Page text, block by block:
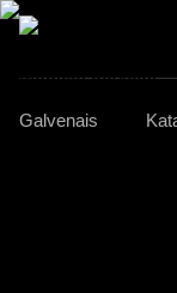
Galvenais